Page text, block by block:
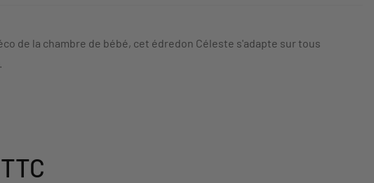
de la chambre de bébé, cet édredon Céleste s'adapte sur tous
TTC